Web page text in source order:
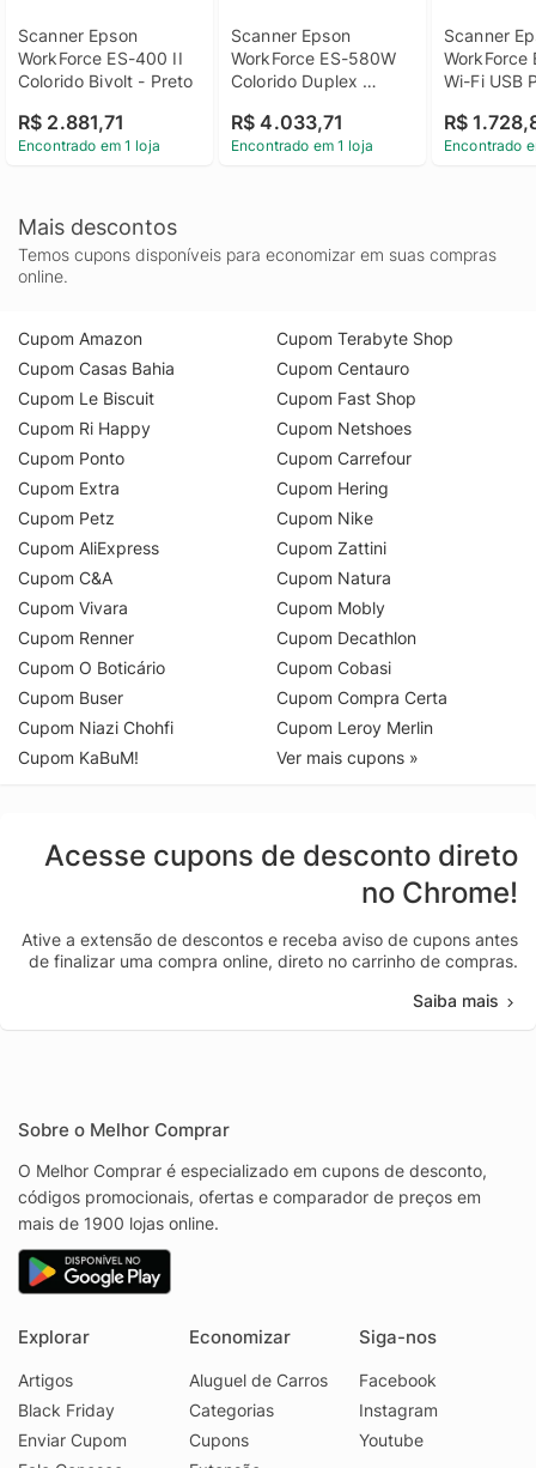
Scanner Epson
WorkForce ES-400 II
Colorido Bivolt - Preto
R$ 2.881,71
Encontrado em 1 loja
Scanner Epson
WorkForce ES-580W
Colorido Duplex
Bivolt - Preto
R$ 4.033,71
Encontrado em 1 loja
Scanner
WorkForce
Wi-Fi USB
R$
Encontrado
Mais descontos
Temos cupons disponíveis para economizar em suas compras
online.
Cupom Amazon
Cupom Casas Bahia
Cupom Le Biscuit
Cupom Ri Happy
Cupom Ponto
Cupom Extra
Cupom Petz
Cupom AliExpress
Cupom C&A
Cupom Vivara
Cupom Renner
Cupom O Boticário
Cupom Buser
Cupom Niazi Chohfi
Cupom KaBuM!
Cupom Terabyte Shop
Cupom Centauro
Cupom Fast Shop
Cupom Netshoes
Cupom Carrefour
Cupom Hering
Cupom Nike
Cupom Zattini
Cupom Natura
Cupom Mobly
Cupom Decathlon
Cupom Cobasi
Cupom Compra Certa
Cupom Leroy Merlin
Ver mais cupons »
Acesse cupons de desconto direto
no Chrome!
Ative a extensão de descontos e receba aviso de cupons antes
de finalizar uma compra online, direto no carrinho de compras.
Saiba mais
Sobre o Melhor Comprar
O Melhor Comprar é especializado em cupons de desconto,
códigos promocionais, ofertas e comparador de preços em
mais de 1900 lojas online.
Explorar
Artigos
Black Friday
Enviar Cupom
Economizar
Aluguel de Carros
Categorias
Cupons
Siga-nos
Facebook
Instagram
Youtube